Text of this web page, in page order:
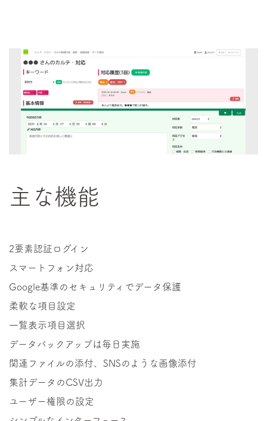
主な機能
2要素認証ログイン
スマートフォン対応
Google基準のセキュリティでデータ保護
柔軟な項目設定
一覧表示項目選択
データバックアップは毎日実施
関連ファイルの添付、SNSのような画像添付
集計データのCSV出力
ユーザー権限の設定